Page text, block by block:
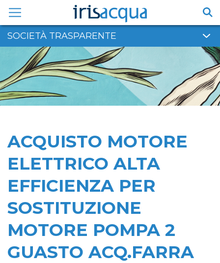
contenuto
SOCIETÀ TRASPARENTE
ACQUISTO MOTORE
ELETTRICO ALTA
EFFICIENZA PER
SOSTITUZIONE
MOTORE POMPA 2
GUASTO ACQ.FARRA